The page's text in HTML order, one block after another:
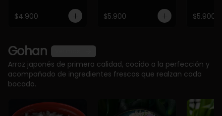
$4.900 $5.900 $5.900
Gohan
Arroz japonés de primera calidad, cocido a la perfección y
acompañado de ingredientes frescos que realzan cada
bocado.